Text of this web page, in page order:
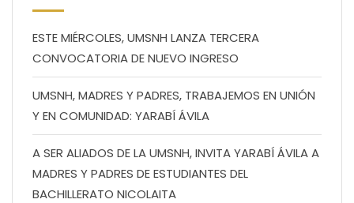
ESTE MIÉRCOLES, UMSNH LANZA TERCERA
CONVOCATORIA DE NUEVO INGRESO
UMSNH, MADRES Y PADRES, TRABAJEMOS EN UNIÓN
Y EN COMUNIDAD: YARABÍ ÁVILA
A SER ALIADOS DE LA UMSNH, INVITA YARABÍ ÁVILA A
MADRES Y PADRES DE ESTUDIANTES DEL
BACHILLERATO NICOLAITA